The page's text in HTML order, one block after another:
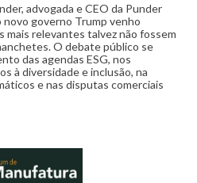
advogada e CEO da Punder
governo Trump venho
mais relevantes talvez não fossem
O debate público se
das agendas ESG, nos
à diversidade e inclusão, na
e nas disputas comerciais